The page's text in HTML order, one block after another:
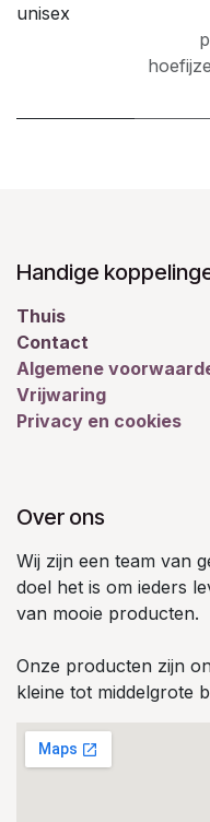
unisex
Handige
Thuis
Contact
Algemene
Vrijwaring
Privacy en cookies
Over ons
Wij zijn een team van
doel het is om ieders
van mooie producten.
Onze producten zijn
kleine tot middelgrote